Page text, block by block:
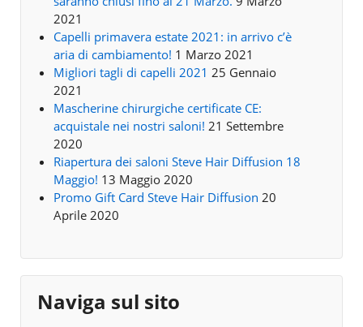
2021
Capelli primavera estate 2021: in arrivo c’è
aria di cambiamento! 1 Marzo 2021
Migliori tagli di capelli 2021 25 Gennaio
2021
Mascherine chirurgiche certificate CE:
acquistale nei nostri saloni! 21 Settembre
2020
Riapertura dei saloni Steve Hair Diffusion 18
Maggio! 13 Maggio 2020
Promo Gift Card Steve Hair Diffusion 20
Aprile 2020
Naviga sul sito